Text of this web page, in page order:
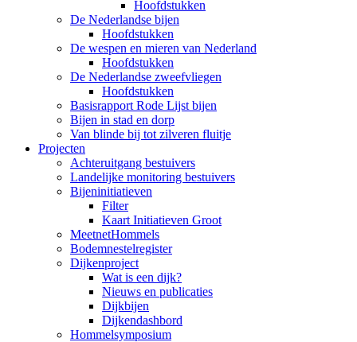
Hoofdstukken
De Nederlandse bijen
Hoofdstukken
De wespen en mieren van Nederland
Hoofdstukken
De Nederlandse zweefvliegen
Hoofdstukken
Basisrapport Rode Lijst bijen
Bijen in stad en dorp
Van blinde bij tot zilveren fluitje
Projecten
Achteruitgang bestuivers
Landelijke monitoring bestuivers
Bijeninitiatieven
Filter
Kaart Initiatieven Groot
MeetnetHommels
Bodemnestelregister
Dijkenproject
Wat is een dijk?
Nieuws en publicaties
Dijkbijen
Dijkendashbord
Hommelsymposium